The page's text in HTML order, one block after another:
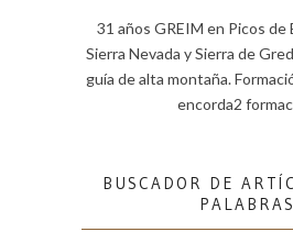
31 años GREIM en Picos de
Sierra Nevada y Sierra de
guía de alta montaña.
encorda2
BUSCADOR DE
PALABRAS